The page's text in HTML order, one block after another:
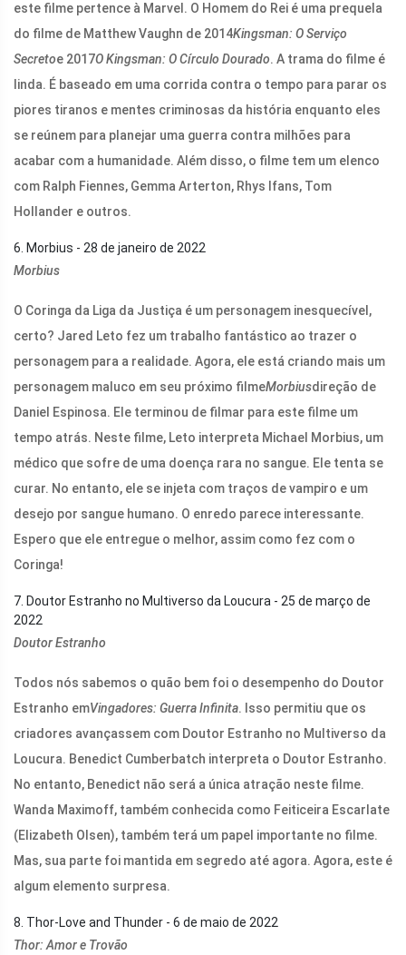
este filme pertence à Marvel. O Homem do Rei é uma prequela
do filme de Matthew Vaughn de 2014Kingsman: O Serviço
Secretoe 2017O Kingsman: O Círculo Dourado. A trama do filme é
linda. É baseado em uma corrida contra o tempo para parar os
piores tiranos e mentes criminosas da história enquanto eles
se reúnem para planejar uma guerra contra milhões para
acabar com a humanidade. Além disso, o filme tem um elenco
com Ralph Fiennes, Gemma Arterton, Rhys Ifans, Tom
Hollander e outros.
6. Morbius - 28 de janeiro de 2022
Morbius
O Coringa da Liga da Justiça é um personagem inesquecível,
certo? Jared Leto fez um trabalho fantástico ao trazer o
personagem para a realidade. Agora, ele está criando mais um
personagem maluco em seu próximo filmeMorbiusdireção de
Daniel Espinosa. Ele terminou de filmar para este filme um
tempo atrás. Neste filme, Leto interpreta Michael Morbius, um
médico que sofre de uma doença rara no sangue. Ele tenta se
curar. No entanto, ele se injeta com traços de vampiro e um
desejo por sangue humano. O enredo parece interessante.
Espero que ele entregue o melhor, assim como fez com o
Coringa!
7. Doutor Estranho no Multiverso da Loucura - 25 de março de
2022
Doutor Estranho
Todos nós sabemos o quão bem foi o desempenho do Doutor
Estranho emVingadores: Guerra Infinita. Isso permitiu que os
criadores avançassem com Doutor Estranho no Multiverso da
Loucura. Benedict Cumberbatch interpreta o Doutor Estranho.
No entanto, Benedict não será a única atração neste filme.
Wanda Maximoff, também conhecida como Feiticeira Escarlate
(Elizabeth Olsen), também terá um papel importante no filme.
Mas, sua parte foi mantida em segredo até agora. Agora, este é
algum elemento surpresa.
8. Thor-Love and Thunder - 6 de maio de 2022
Thor: Amor e Trovão